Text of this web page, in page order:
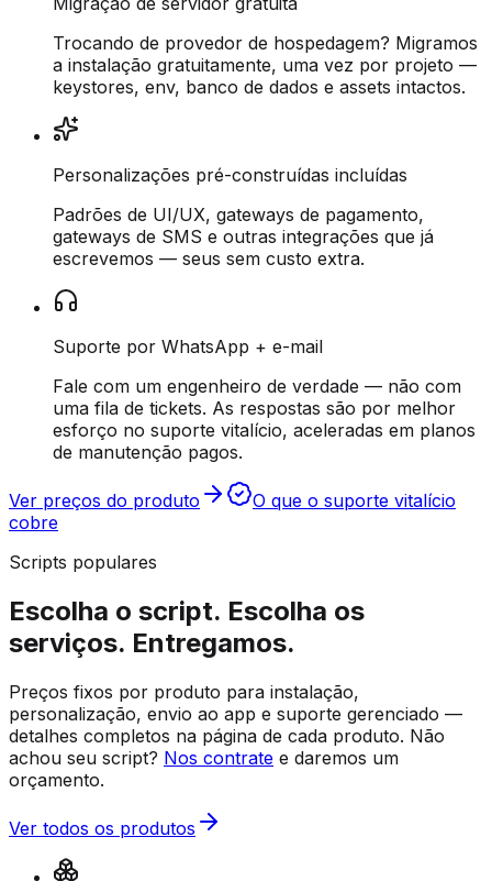
Trocando de provedor de hospedagem? Migramos
a instalação gratuitamente, uma vez por projeto —
keystores, env, banco de dados e assets intactos.
Personalizações pré-construídas incluídas
Padrões de UI/UX, gateways de pagamento,
gateways de SMS e outras integrações que já
escrevemos — seus sem custo extra.
Suporte por WhatsApp + e-mail
Fale com um engenheiro de verdade — não com
uma fila de tickets. As respostas são por melhor
esforço no suporte vitalício, aceleradas em planos
de manutenção pagos.
Ver preços do produto
O que o suporte vitalício
cobre
Scripts populares
Escolha o script. Escolha os
serviços. Entregamos.
Preços fixos por produto para instalação,
personalização, envio ao app e suporte gerenciado —
detalhes completos na página de cada produto. Não
achou seu script? Nos contrate e daremos um
orçamento.
Ver todos os produtos